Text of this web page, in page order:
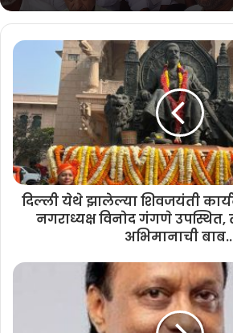
दिल्ली येथे झालेल्या शिवजयंती
नगराध्यक्ष विनोद गंगणे
अभिमानाची